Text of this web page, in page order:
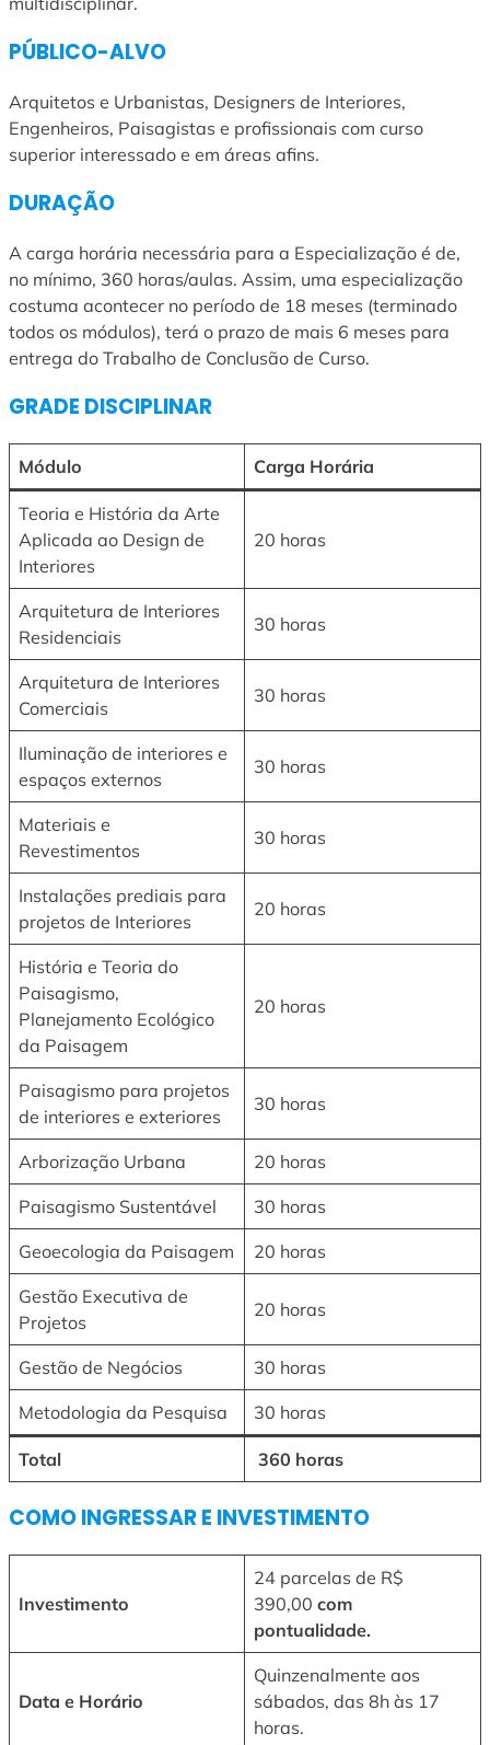
PÚBLICO-ALVO
Arquitetos e Urbanistas, Designers de Interiores,
Engenheiros, Paisagistas e profissionais com curso
superior interessado e em áreas afins.
DURAÇÃO
A carga horária necessária para a Especialização é de,
no mínimo, 360 horas/aulas. Assim, uma especialização
costuma acontecer no período de 18 meses (terminado
todos os módulos), terá o prazo de mais 6 meses para
entrega do Trabalho de Conclusão de Curso.
GRADE DISCIPLINAR
Módulo Carga Horária
Teoria e História da Arte
Aplicada ao Design de
Interiores
20 horas
Arquitetura de Interiores
Residenciais
30 horas
Arquitetura de Interiores
Comerciais
30 horas
Iluminação de interiores e
espaços externos
30 horas
Materiais e
Revestimentos
30 horas
Instalações prediais para
projetos de Interiores
20 horas
História e Teoria do
Paisagismo,
Planejamento Ecológico
da Paisagem
20 horas
Paisagismo para projetos
de interiores e exteriores
30 horas
Arborização Urbana 20 horas
Paisagismo Sustentável 30 horas
Geoecologia da Paisagem 20 horas
Gestão Executiva de
Projetos
20 horas
Gestão de Negócios 30 horas
Metodologia da Pesquisa 30 horas
Total 360 horas
COMO INGRESSAR E INVESTIMENTO
Investimento
24 parcelas de R$
390,00com
pontualidade.
Data e Horário
Quinzenalmente aos
sábados, das 8h às 17
horas.